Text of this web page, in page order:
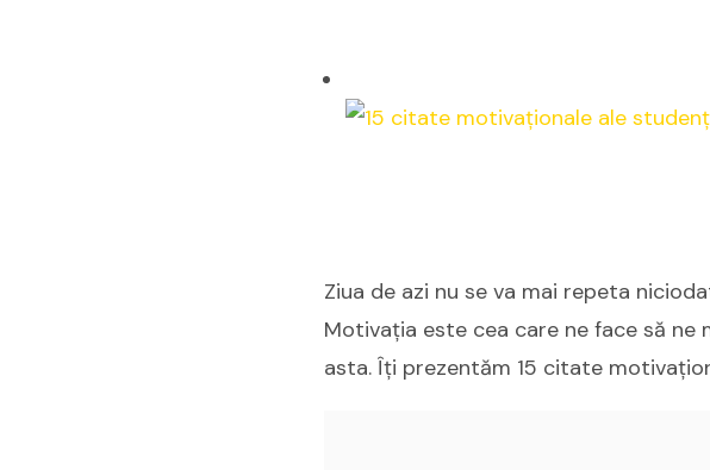
Ziua de azi nu se va mai repeta
Motivaţia este cea care ne face să ne
asta. Îți prezentăm 15 citate